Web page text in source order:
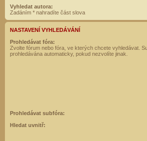
Vyhledat autora:
Zadáním * nahradíte část slova
NASTAVENÍ VYHLEDÁVÁNÍ
Prohledávat fóra:
Zvolte fórum nebo fóra, ve kterých chcete vyhledávat.
prohledávána automaticky, pokud nezvolíte jinak.
Prohledávat subfóra:
Hledat uvnitř: